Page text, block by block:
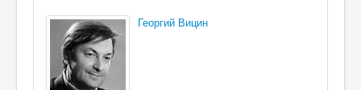
Георгий Вицин